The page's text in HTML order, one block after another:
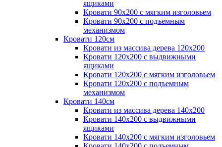
ящиками
Кровати 90х200 с мягким изголовьем
Кровати 90х200 с подъемным
механизмом
Кровати 120см
Кровати из массива дерева 120х200
Кровати 120х200 с выдвижными
ящиками
Кровати 120х200 с мягким изголовьем
Кровати 120х200 с подъемным
механизмом
Кровати 140см
Кровати из массива дерева 140х200
Кровати 140х200 с выдвижными
ящиками
Кровати 140х200 с мягким изголовьем